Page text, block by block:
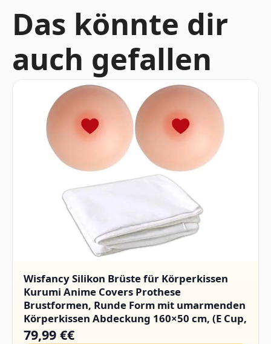
Das könnte dir
auch gefallen
Wisfancy Silikon Brüste für Körperkissen
Kurumi Anime Covers Prothese
Brustformen, Runde Form mit umarmenden
Körperkissen Abdeckung 160×50 cm, (E Cup,
1400g/Paar)
79,99 €€